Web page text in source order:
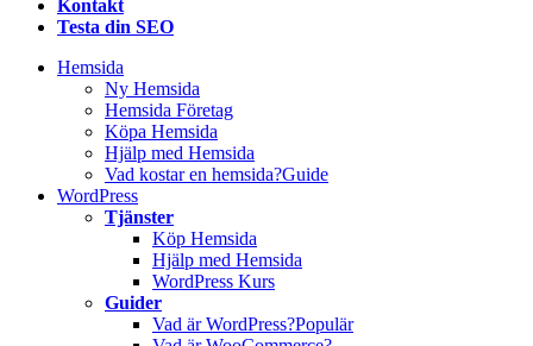
Kontakt
Testa din SEO
Hemsida
Ny Hemsida
Hemsida Företag
Köpa Hemsida
Hjälp med Hemsida
Vad kostar en hemsida?Guide
WordPress
Tjänster
Köp Hemsida
Hjälp med Hemsida
WordPress Kurs
Guider
Vad är WordPress?Populär